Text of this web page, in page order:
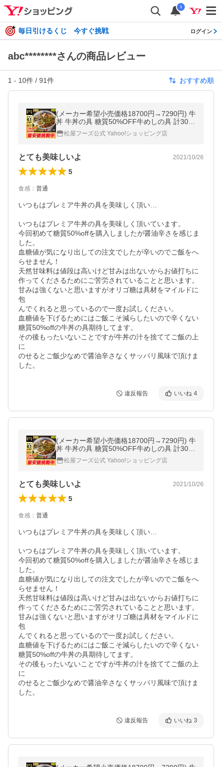
i
毎日引けるくじ 今すぐ挑戦 ログイン
abc********さんの商品レビュー
1 - 10件 / 91件 おすすめ順
(メーカー希望小売価格18700円→7290円) 牛
丼 牛丼の具 糖質50%OFF牛めしの具 計30袋
61%OFF＋ガリぺパとステーキと国産牛めし
おまけ 保存食 牛丼 肉 食品
松屋フーズ公式 Yahoo!ショッピング店
とても美味しいよ 2021/10/26
5
食感 ： 普通
いつもはプレミア牛丼の具を美味しく頂い…
いつもはプレミア牛丼の具を美味しく頂いています。
今回初めて糖質50%offを購入しましたが醤油辛さを感じま
した。
血糖値が気になり出しての注文でしたが辛いのでご飯をへ
らせません！
天然甘味料は値段は高いけど甘みは出ないからお値打ちに
作ってくださるためにご苦労されていることと思います。
甘みは強くないと思いますがオリゴ糖は具材をマイルドに
包
んでくれると思っているので一度お試しください。
血糖値を下げるためにはご飯こそ減らしたいので辛くない
糖質50%offの牛丼の具期待してます。
その後もったいないことですが牛丼の汁を捨ててご飯の上
に
のせるとご飯少なめで醤油辛さなくサッパリ風味で頂けま
した。
違反報告 いいね 4
(メーカー希望小売価格18700円→7290円) 牛
丼 牛丼の具 糖質50%OFF牛めしの具 計30袋
61%OFF＋ガリぺパとステーキと国産牛めし
おまけ 保存食 牛丼 肉 食品
松屋フーズ公式 Yahoo!ショッピング店
とても美味しいよ 2021/10/26
5
食感 ： 普通
いつもはプレミア牛丼の具を美味しく頂い…
いつもはプレミア牛丼の具を美味しく頂いています。
今回初めて糖質50%offを購入しましたが醤油辛さを感じま
した。
血糖値が気になり出しての注文でしたが辛いのでご飯をへ
らせません！
天然甘味料は値段は高いけど甘みは出ないからお値打ちに
作ってくださるためにご苦労されていることと思います。
甘みは強くないと思いますがオリゴ糖は具材をマイルドに
包
んでくれると思っているので一度お試しください。
血糖値を下げるためにはご飯こそ減らしたいので辛くない
糖質50%offの牛丼の具期待してます。
その後もったいないことですが牛丼の汁を捨ててご飯の上
に
のせるとご飯少なめで醤油辛さなくサッパリ風味で頂けま
した。
違反報告 いいね 3